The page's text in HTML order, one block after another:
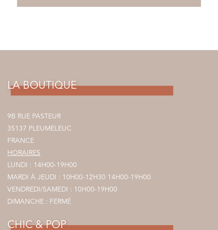
LA BOUTIQUE
9B RUE PASTEUR
35137 PLEUMELEUC
FRANCE
HORAIRES
LUNDI : 14H00-19H00
MARDI À JEUDI : 10H00-12H30 14H00-19H00
VENDREDI/SAMEDI : 10H00-19H00
DIMANCHE : FERMÉ
CHIC & POP